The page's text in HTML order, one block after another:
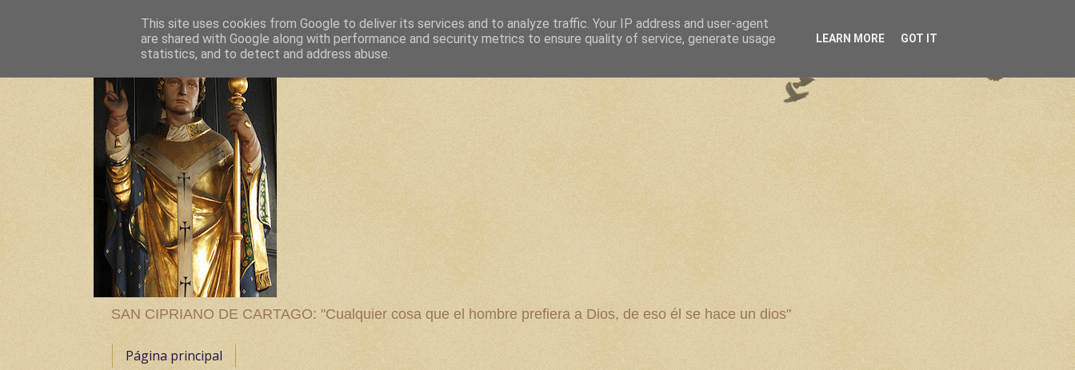
SAN CIPRIANO DE CARTAGO: "Cualquier cosa que el hombre prefiera a Dios, de eso él se hace un dios"
Página principal
This site uses cookies from Google to deliver its services and to analyze traffic. Your IP address and user-agent
are shared with Google along with performance and security metrics to ensure quality of service, generate usage
statistics, and to detect and address abuse.
LEARN MORE GOT IT